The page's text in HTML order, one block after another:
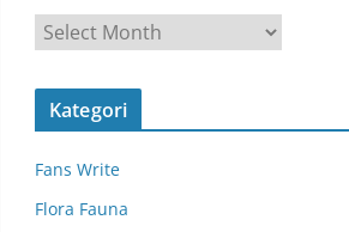
r
s
Kategori
Fans Write
Flora Fauna